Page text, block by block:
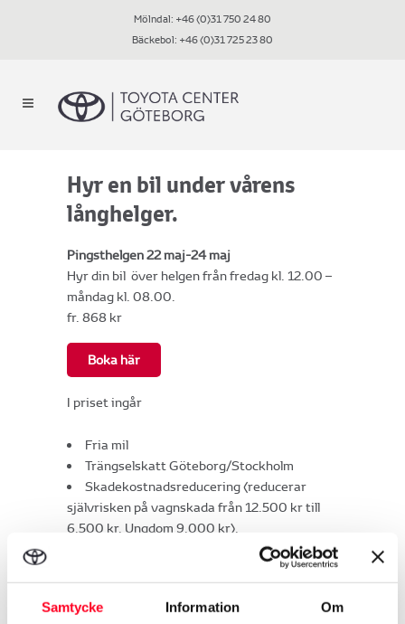
Samtycke Information Om
Mölndal: +46 (0)31 750 24 80
Bäckebol: +46 (0)31 725 23 80
Hyr en bil under vårens
långhelger.
Pingsthelgen 22 maj-24 maj
Hyr din bil över helgenfrån fredag kl. 12.00 –
måndag kl. 08.00.
fr. 868 kr
Boka här
I priset ingår
Fria mil
Trängselskatt Göteborg/Stockholm
Skadekostnadsreducering (reducerar
självrisken på vagnskada från 12.500 kr till
6.500 kr. Ungdom 9.000 kr).
Drivmedel tillkommer. Du kan teckna en extra
Kan ej kombineras med andra kampanjer och